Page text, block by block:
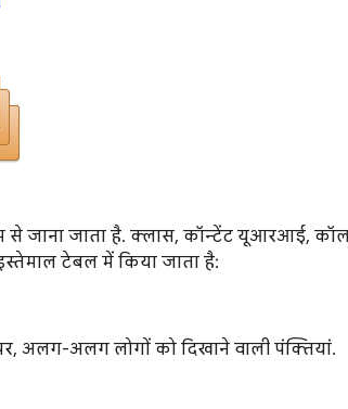
जाना जाता है. क्लास, कॉन्टेंट यूआरआई,
टेबल में किया जाता है:
अलग-अलग लोगों को दिखाने वाली पंक्तियां.